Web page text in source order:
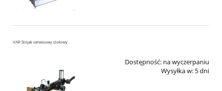
VAR Stojak serwisowy stołowy
Dostępność: na wyczerpaniu
Wysyłka w: 5 dni